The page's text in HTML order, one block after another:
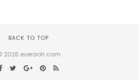
BACK TO TOP
2026 everaoh.com